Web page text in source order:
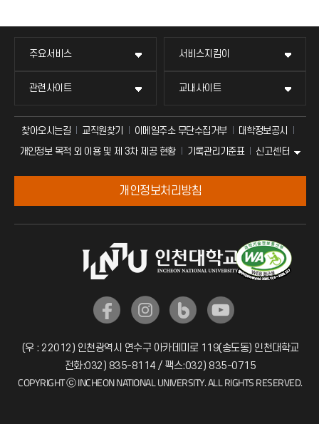
주요서비스 서비스지킴이
관련사이트 교내사이트
찾아오시는길 교직원찾기 이메일주소 무단수집거부
대학정보공시
개인정보 목적 외 이용 및 제 3차 제공 현황
기록관리기준표 신고센터
개인정보처리방침
(우 : 22012) 인천광역시 연수구 아카데미로 119(송도동) 인천대학교
전화:032) 835-8114 / 팩스:032) 835-0715
COPYRIGHT ⓒ INCHEON NATIONAL UNIVERSITY. ALL RIGHTS RESERVED.